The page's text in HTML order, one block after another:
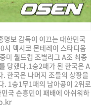
보 감독이 이끄는 대한민국
멕시코 몬테레이 스타디움
미 월드컵 조별리그 A조 최종
당했다.1승2패가 된 한국은 A
한국은 나머지 조들의 상황을
. 1승1무1패의 남아공이 2위로
국 손흥민이 패배에 아쉬워하